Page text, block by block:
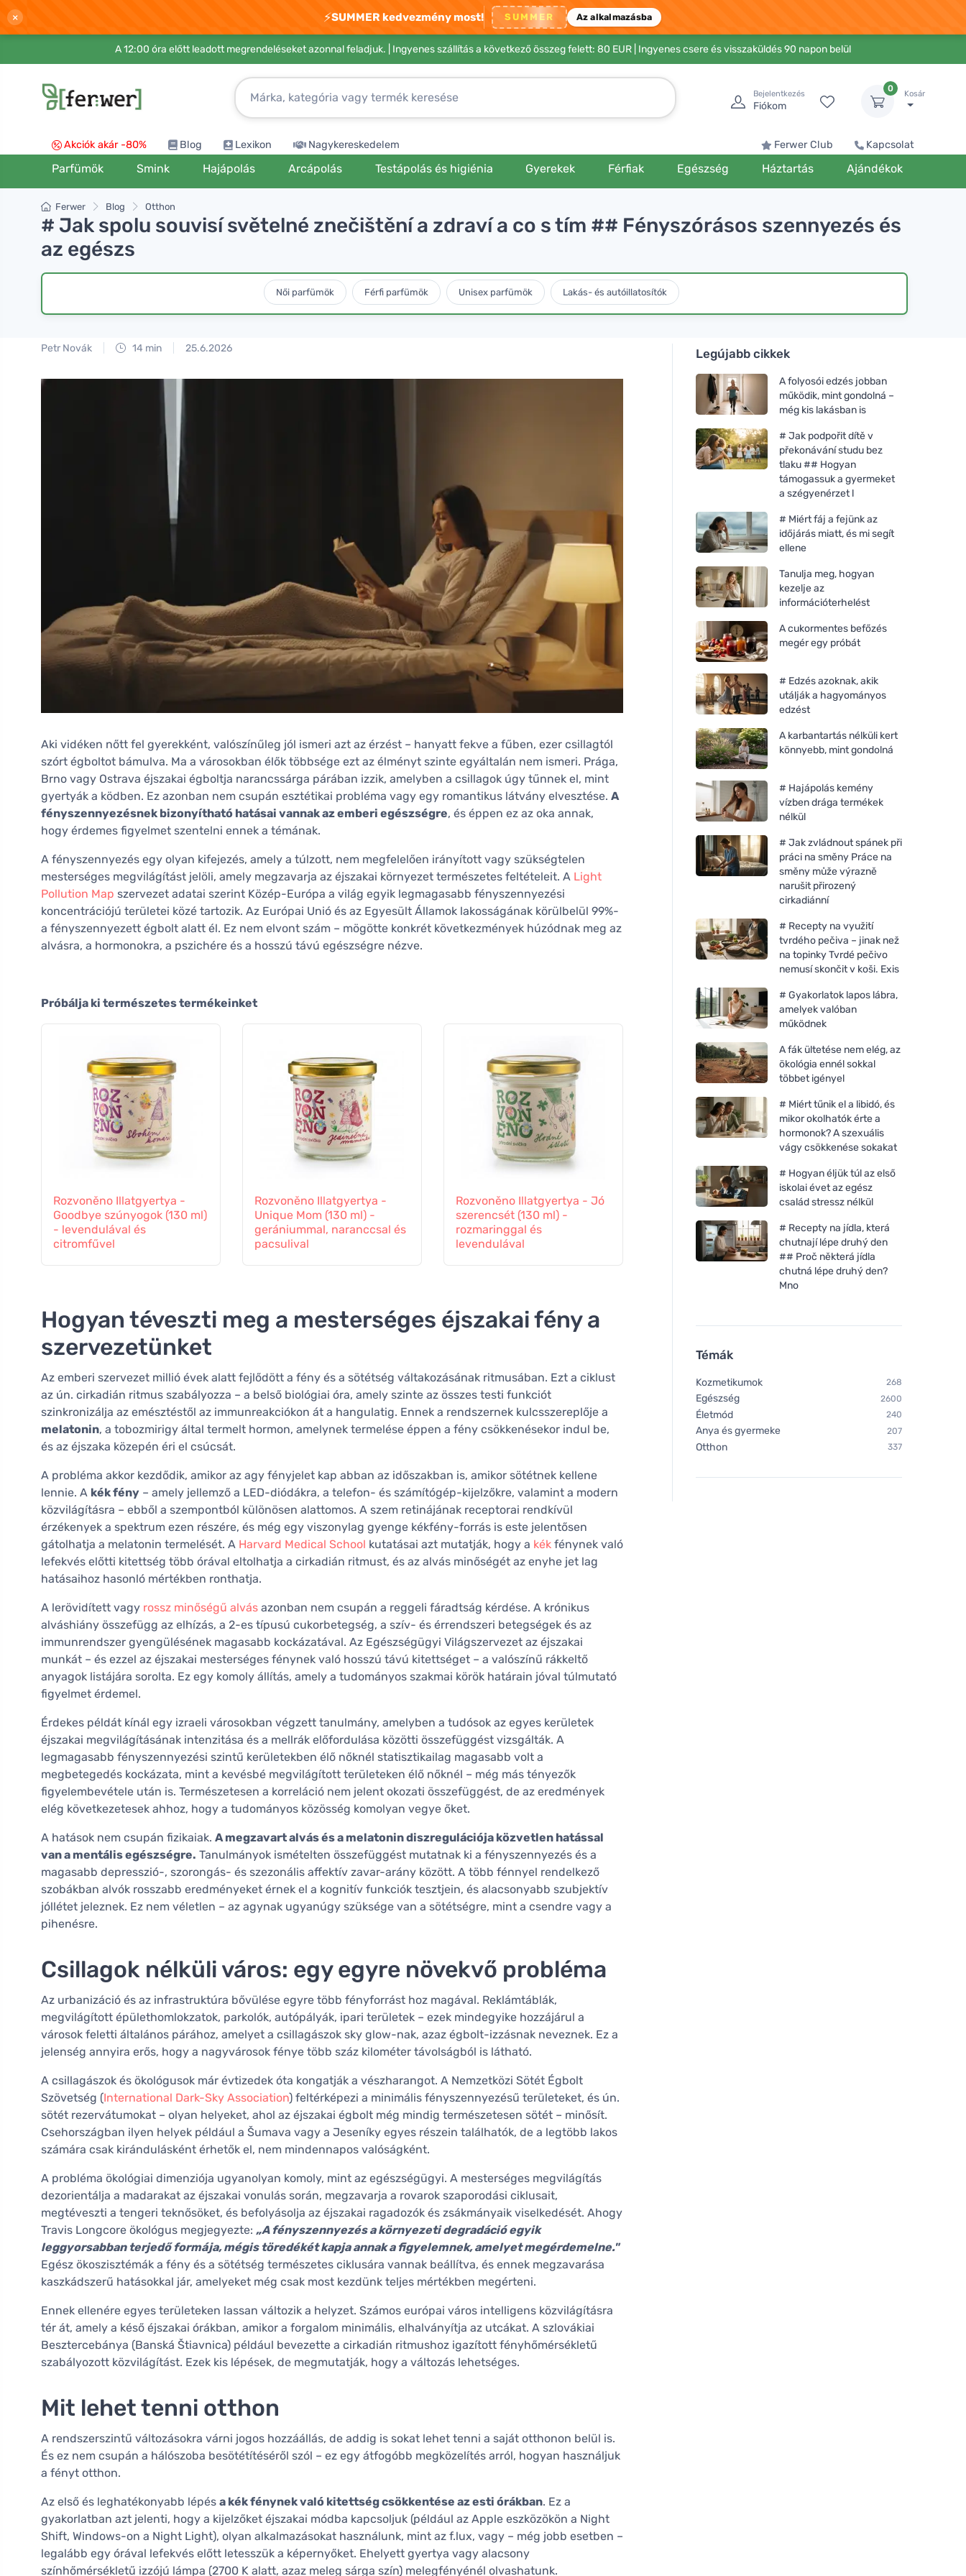
× ⚡SUMMER kedvezmény most! SUMMER Az alkalmazásba
A 12:00 óra előtt leadott megrendeléseket azonnal feladjuk. | Ingyenes szállítás a következő összeg felett: 80 EUR | Ingyenes csere és visszaküldés 90 napon belül
Bejelentkezés
Fiókom
0
Kosár
Akciók akár -80% Blog Lexikon Nagykereskedelem Ferwer Club Kapcsolat
Parfümök Smink Hajápolás Arcápolás Testápolás és higiénia Gyerekek Férfiak Egészség Háztartás Ajándékok
Ferwer Blog Otthon
# Jak spolu souvisí světelné znečištění a zdraví a co s tím ## Fényszórásos szennyezés és
az egészs
Női parfümök Férfi parfümök Unisex parfümök Lakás- és autóillatosítók
Petr Novák 14 min 25.6.2026
Aki vidéken nőtt fel gyerekként, valószínűleg jól ismeri azt az érzést – hanyatt fekve a fűben, ezer csillagtól
szórt égboltot bámulva. Ma a városokban élők többsége ezt az élményt szinte egyáltalán nem ismeri. Prága,
Brno vagy Ostrava éjszakai égboltja narancssárga párában izzik, amelyben a csillagok úgy tűnnek el, mint
gyertyák a ködben. Ez azonban nem csupán esztétikai probléma vagy egy romantikus látvány elvesztése. A
fényszennyezésnek bizonyítható hatásai vannak az emberi egészségre, és éppen ez az oka annak,
hogy érdemes figyelmet szentelni ennek a témának.
A fényszennyezés egy olyan kifejezés, amely a túlzott, nem megfelelően irányított vagy szükségtelen
mesterséges megvilágítást jelöli, amely megzavarja az éjszakai környezet természetes feltételeit. A Light
Pollution Map szervezet adatai szerint Közép-Európa a világ egyik legmagasabb fényszennyezési
koncentrációjú területei közé tartozik. Az Európai Unió és az Egyesült Államok lakosságának körülbelül 99%-
a fényszennyezett égbolt alatt él. Ez nem elvont szám – mögötte konkrét következmények húzódnak meg az
alvásra, a hormonokra, a pszichére és a hosszú távú egészségre nézve.
Próbálja ki természetes termékeinket
Rozvoněno Illatgyertya -
Goodbye szúnyogok (130 ml)
- levendulával és
citromfűvel
Rozvoněno Illatgyertya -
Unique Mom (130 ml) -
gerániummal, naranccsal és
pacsulival
Rozvoněno Illatgyertya - Jó
szerencsét (130 ml) -
rozmaringgal és
levendulával
Rozvoněno Illatgyertya - Az
- nyugtató levendulával
Rozvoněno
mézeskalács
Hogyan téveszti meg a mesterséges éjszakai fény a
szervezetünket
Az emberi szervezet millió évek alatt fejlődött a fény és a sötétség váltakozásának ritmusában. Ezt a ciklust
az ún. cirkadián ritmus szabályozza – a belső biológiai óra, amely szinte az összes testi funkciót
szinkronizálja az emésztéstől az immunreakciókon át a hangulatig. Ennek a rendszernek kulcsszereplője a
melatonin, a tobozmirigy által termelt hormon, amelynek termelése éppen a fény csökkenésekor indul be,
és az éjszaka közepén éri el csúcsát.
A probléma akkor kezdődik, amikor az agy fényjelet kap abban az időszakban is, amikor sötétnek kellene
lennie. A kék fény – amely jellemző a LED-diódákra, a telefon- és számítógép-kijelzőkre, valamint a modern
közvilágításra – ebből a szempontból különösen alattomos. A szem retinájának receptorai rendkívül
érzékenyek a spektrum ezen részére, és még egy viszonylag gyenge kékfény-forrás is este jelentősen
gátolhatja a melatonin termelését. A Harvard Medical School kutatásai azt mutatják, hogy a kék fénynek való
lefekvés előtti kitettség több órával eltolhatja a cirkadián ritmust, és az alvás minőségét az enyhe jet lag
hatásaihoz hasonló mértékben ronthatja.
A lerövidített vagy rossz minőségű alvás azonban nem csupán a reggeli fáradtság kérdése. A krónikus
alváshiány összefügg az elhízás, a 2-es típusú cukorbetegség, a szív- és érrendszeri betegségek és az
immunrendszer gyengülésének magasabb kockázatával. Az Egészségügyi Világszervezet az éjszakai
munkát – és ezzel az éjszakai mesterséges fénynek való hosszú távú kitettséget – a valószínű rákkeltő
anyagok listájára sorolta. Ez egy komoly állítás, amely a tudományos szakmai körök határain jóval túlmutató
figyelmet érdemel.
Érdekes példát kínál egy izraeli városokban végzett tanulmány, amelyben a tudósok az egyes kerületek
éjszakai megvilágításának intenzitása és a mellrák előfordulása közötti összefüggést vizsgálták. A
legmagasabb fényszennyezési szintű kerületekben élő nőknél statisztikailag magasabb volt a
megbetegedés kockázata, mint a kevésbé megvilágított területeken élő nőknél – még más tényezők
figyelembevétele után is. Természetesen a korreláció nem jelent okozati összefüggést, de az eredmények
elég következetesek ahhoz, hogy a tudományos közösség komolyan vegye őket.
A hatások nem csupán fizikaiak. A megzavart alvás és a melatonin diszregulációja közvetlen hatással
van a mentális egészségre. Tanulmányok ismételten összefüggést mutatnak ki a fényszennyezés és a
magasabb depresszió-, szorongás- és szezonális affektív zavar-arány között. A több fénnyel rendelkező
szobákban alvók rosszabb eredményeket érnek el a kognitív funkciók tesztjein, és alacsonyabb szubjektív
jóllétet jeleznek. Ez nem véletlen – az agynak ugyanúgy szüksége van a sötétségre, mint a csendre vagy a
pihenésre.
Csillagok nélküli város: egy egyre növekvő probléma
Az urbanizáció és az infrastruktúra bővülése egyre több fényforrást hoz magával. Reklámtáblák,
megvilágított épülethomlokzatok, parkolók, autópályák, ipari területek – ezek mindegyike hozzájárul a
városok feletti általános párához, amelyet a csillagászok sky glow-nak, azaz égbolt-izzásnak neveznek. Ez a
jelenség annyira erős, hogy a nagyvárosok fénye több száz kilométer távolságból is látható.
A csillagászok és ökológusok már évtizedek óta kongatják a vészharangot. A Nemzetközi Sötét Égbolt
Szövetség (International Dark-Sky Association) feltérképezi a minimális fényszennyezésű területeket, és ún.
sötét rezervátumokat – olyan helyeket, ahol az éjszakai égbolt még mindig természetesen sötét – minősít.
Csehországban ilyen helyek például a Šumava vagy a Jeseníky egyes részein találhatók, de a legtöbb lakos
számára csak kirándulásként érhetők el, nem mindennapos valóságként.
A probléma ökológiai dimenziója ugyanolyan komoly, mint az egészségügyi. A mesterséges megvilágítás
dezorientálja a madarakat az éjszakai vonulás során, megzavarja a rovarok szaporodási ciklusait,
megtéveszti a tengeri teknősöket, és befolyásolja az éjszakai ragadozók és zsákmányaik viselkedését. Ahogy
Travis Longcore ökológus megjegyezte: „A fényszennyezés a környezeti degradáció egyik
leggyorsabban terjedő formája, mégis töredékét kapja annak a figyelemnek, amelyet megérdemelne."
Egész ökoszisztémák a fény és a sötétség természetes ciklusára vannak beállítva, és ennek megzavarása
kaszkádszerű hatásokkal jár, amelyeket még csak most kezdünk teljes mértékben megérteni.
Ennek ellenére egyes területeken lassan változik a helyzet. Számos európai város intelligens közvilágításra
tér át, amely a késő éjszakai órákban, amikor a forgalom minimális, elhalványítja az utcákat. A szlovákiai
Besztercebánya (Banská Štiavnica) például bevezette a cirkadián ritmushoz igazított fényhőmérsékletű
szabályozott közvilágítást. Ezek kis lépések, de megmutatják, hogy a változás lehetséges.
Mit lehet tenni otthon
A rendszerszintű változásokra várni jogos hozzáállás, de addig is sokat lehet tenni a saját otthonon belül is.
És ez nem csupán a hálószoba besötétítéséről szól – ez egy átfogóbb megközelítés arról, hogyan használjuk
a fényt otthon.
Az első és leghatékonyabb lépés a kék fénynek való kitettség csökkentése az esti órákban. Ez a
gyakorlatban azt jelenti, hogy a kijelzőket éjszakai módba kapcsoljuk (például az Apple eszközökön a Night
Shift, Windows-on a Night Light), olyan alkalmazásokat használunk, mint az f.lux, vagy – még jobb esetben –
legalább egy órával lefekvés előtt letesszük a képernyőket. Ehelyett gyertya vagy alacsony
színhőmérsékletű izzójú lámpa (2700 K alatt, azaz meleg sárga szín) melegfényénél olvashatunk.
Legújabb cikkek
A folyosói edzés jobban
működik, mint gondolná –
még kis lakásban is
# Jak podpořit dítě v
překonávání studu bez
tlaku ## Hogyan
támogassuk a gyermeket
a szégyenérzet l
# Miért fáj a fejünk az
időjárás miatt, és mi segít
ellene
Tanulja meg, hogyan
kezelje az
információterhelést
A cukormentes befőzés
megér egy próbát
# Edzés azoknak, akik
utálják a hagyományos
edzést
A karbantartás nélküli kert
könnyebb, mint gondolná
# Hajápolás kemény
vízben drága termékek
nélkül
# Jak zvládnout spánek při
práci na směny Práce na
směny může výrazně
narušit přirozený
cirkadiánní
# Recepty na využití
tvrdého pečiva – jinak než
na topinky Tvrdé pečivo
nemusí skončit v koši. Exis
# Gyakorlatok lapos lábra,
amelyek valóban
működnek
A fák ültetése nem elég, az
ökológia ennél sokkal
többet igényel
# Miért tűnik el a libidó, és
mikor okolhatók érte a
hormonok? A szexuális
vágy csökkenése sokakat
# Hogyan éljük túl az első
iskolai évet az egész
család stressz nélkül
# Recepty na jídla, která
chutnají lépe druhý den
## Proč některá jídla
chutná lépe druhý den?
Mno
Témák
Kozmetikumok 268
Egészség 2600
Életmód 240
Anya és gyermeke 207
Otthon 337